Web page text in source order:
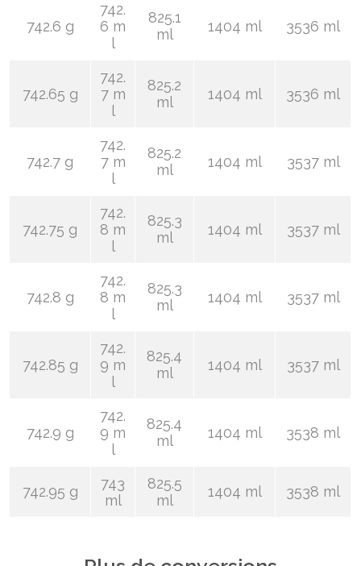
742.6 g
742.
6 m
l
825.1
ml
1404 ml 3536 ml
742.65 g
742.
7 m
l
825.2
ml
1404 ml 3536 ml
742.7 g
742.
7 m
l
825.2
ml
1404 ml 3537 ml
742.75 g
742.
8 m
l
825.3
ml
1404 ml 3537 ml
742.8 g
742.
8 m
l
825.3
ml
1404 ml 3537 ml
742.85 g
742.
9 m
l
825.4
ml
1404 ml 3537 ml
742.9 g
742.
9 m
l
825.4
ml
1404 ml 3538 ml
742.95 g
743
ml
825.5
ml
1404 ml 3538 ml